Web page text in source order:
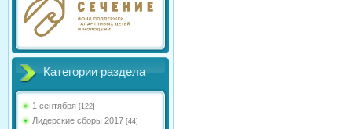
Категории раздела
1 сентября [122]
Лидерские сборы 2017 [44]